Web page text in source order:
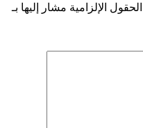
الحقول الإلزامية مشار إليها بـ